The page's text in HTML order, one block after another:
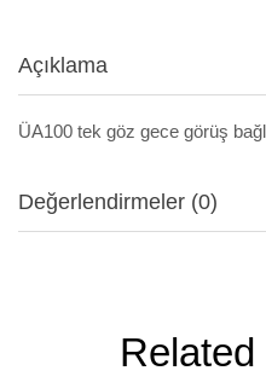
Açıklama
ÜA100 tek göz gece görüş
Değerlendirmeler (0)